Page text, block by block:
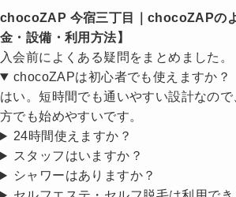
chocoZAP 今宿三丁目｜chocoZAPの
金・設備・利用方法】
入会前によくある疑問をまとめました。
chocoZAPは初心者でも使えますか？
はい。短時間でも通いやすい設計なの
方でも始めやすいです。
24時間使えますか？
スタッフはいますか？
シャワーはありますか？